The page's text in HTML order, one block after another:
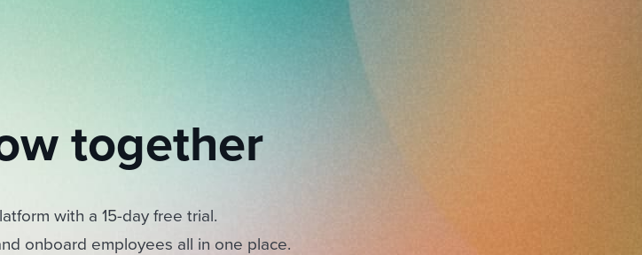
together
with a 15-day free trial.
onboard employees all in one place.